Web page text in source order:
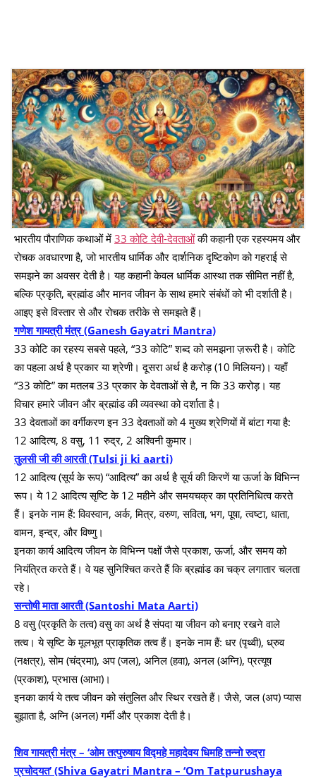
भारतीय पौराणिक कथाओं में 33 कोटि देवी-देवताओंकी कहानी एक रहस्यमय और
रोचक अवधारणा है, जो भारतीय धार्मिक और दार्शनिक दृष्टिकोण को गहराई से
समझने का अवसर देती है। यह कहानी केवल धार्मिक आस्था तक सीमित नहीं है,
बल्कि प्रकृति, ब्रह्मांड और मानव जीवन के साथ हमारे संबंधों को भी दर्शाती है।
आइए इसे विस्तार से और रोचक तरीके से समझते हैं।
गणेश गायत्री मंत्र (Ganesh Gayatri Mantra)
33 कोटि का रहस्य सबसे पहले, “33 कोटि” शब्द को समझना ज़रूरी है। कोटि
का पहला अर्थ है प्रकार या श्रेणी। दूसरा अर्थ है करोड़ (10 मिलियन)। यहाँ
“33 कोटि” का मतलब 33 प्रकार के देवताओं से है, न कि 33 करोड़। यह
विचार हमारे जीवन और ब्रह्मांड की व्यवस्था को दर्शाता है।
33 देवताओं का वर्गीकरण इन 33 देवताओं को 4 मुख्य श्रेणियों में बांटा गया है:
12 आदित्य, 8 वसु, 11 रुद्र, 2 अश्विनी कुमार।
तुलसी जी की आरती (Tulsi ji ki aarti)
12 आदित्य (सूर्य के रूप) “आदित्य” का अर्थ है सूर्य की किरणें या ऊर्जा के विभिन्न
रूप। ये 12 आदित्य सृष्टि के 12 महीने और समयचक्र का प्रतिनिधित्व करते
हैं। इनके नाम हैं: विवस्वान, अर्क, मित्र, वरुण, सविता, भग, पूषा, त्वष्टा, धाता,
वामन, इन्द्र, और विष्णु।
इनका कार्य आदित्य जीवन के विभिन्न पक्षों जैसे प्रकाश, ऊर्जा, और समय को
नियंत्रित करते हैं। वे यह सुनिश्चित करते हैं कि ब्रह्मांड का चक्र लगातार चलता
रहे।
सन्तोषी माता आरती (Santoshi Mata Aarti)
8 वसु (प्रकृति के तत्व) वसु का अर्थ है संपदा या जीवन को बनाए रखने वाले
तत्व। ये सृष्टि के मूलभूत प्राकृतिक तत्व हैं। इनके नाम हैं: धर (पृथ्वी), ध्रुव
(नक्षत्र), सोम (चंद्रमा), अप (जल), अनिल (हवा), अनल (अग्नि), प्रत्यूष
(प्रकाश), प्रभास (आभा)।
इनका कार्य ये तत्व जीवन को संतुलित और स्थिर रखते हैं। जैसे, जल (अप) प्यास
बुझाता है, अग्नि (अनल) गर्मी और प्रकाश देती है।
शिव गायत्री मंत्र – ‘ओम तत्पुरुषाय विद्महे महादेवय धिमहि तन्नो रुद्रा
प्रचोदयत’ (Shiva Gayatri Mantra – ‘Om Tatpurushaya